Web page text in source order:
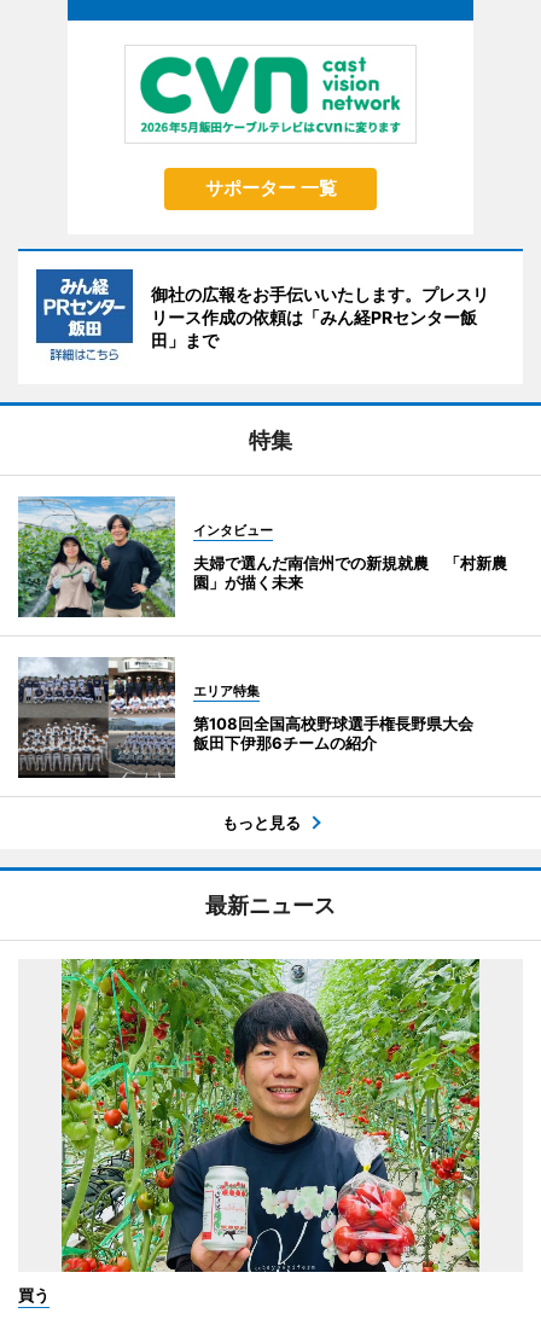
サポーター 一覧
御社の広報をお手伝いいたします。プレスリ
リース作成の依頼は「みん経PRセンター飯
田」まで
特集
インタビュー
夫婦で選んだ南信州での新規就農 「村新農
園」が描く未来
エリア特集
第108回全国高校野球選手権長野県大会
飯田下伊那6チームの紹介
もっと見る
最新ニュース
買う